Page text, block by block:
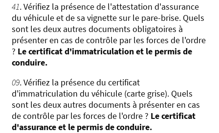
41. Vérifiez la présence de l'attestation d'assurance
du véhicule et de sa vignette sur le pare-brise. Quels
sont les deux autres documents obligatoires à
présenter en cas de contrôle par les forces de l'ordre
? Le certificat d'immatriculation et le permis de
conduire.
09. Vérifiez la présence du certificat
d'immatriculation du véhicule (carte grise). Quels
sont les deux autres documents à présenter en cas
de contrôle par les forces de l'ordre ? Le certificat
d'assurance et le permis de conduire.